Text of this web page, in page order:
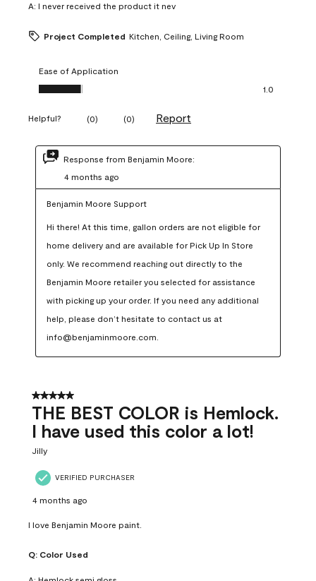
A: I never received the product it nev
Project Completed Kitchen, Ceiling, Living Room
Ease of Application
Ease of Application, 1.0 out of 5
1.0
Helpful? (0) (0) Report
Response from Benjamin Moore:
4 months ago
Benjamin Moore Support
Hi there! At this time, gallon orders are not eligible for
home delivery and are available for Pick Up In Store
only. We recommend reaching out directly to the
Benjamin Moore retailer you selected for assistance
with picking up your order. If you need any additional
help, please don’t hesitate to contact us at
info@benjaminmoore.com.
5 out of 5 stars.
THE BEST COLOR is Hemlock.
I have used this color a lot!
Jilly
VERIFIED PURCHASER
4 months ago
I love Benjamin Moore paint.
Q: Color Used